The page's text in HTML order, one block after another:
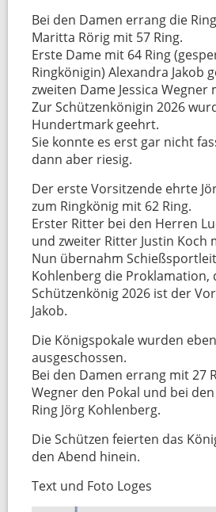
Bei den Damen errang die
Maritta Rörig mit 57 Ring.
Erste Dame mit 64 Ring
Ringkönigin) Alexandra Jakob
zweiten Dame Jessica Wegner
Zur Schützenkönigin 2026
Hundertmark geehrt.
Sie konnte es erst gar nicht
dann aber riesig.
Der erste Vorsitzende ehrte
zum Ringkönig mit 62 Ring.
Erster Ritter bei den Herren
und zweiter Ritter Justin Koch
Nun übernahm
Kohlenberg die Proklamation,
Schützenkönig 2026 ist der
Jakob.
Die Königspokale wurden
ausgeschossen.
Bei den Damen errang mit 27
Wegner den Pokal und bei
Ring Jörg Kohlenberg.
Die Schützen feierten das
den Abend hinein.
Text und Foto Loges